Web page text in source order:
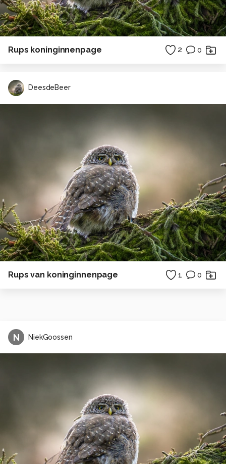
Rups koninginnenpage 2 0
DeesdeBeer
Rups van koninginnenpage 1 0
N NiekGoossen